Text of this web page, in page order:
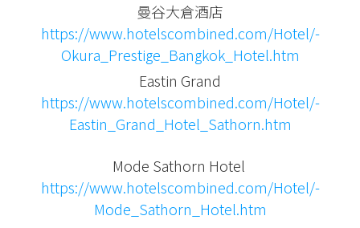
曼谷大倉酒店
https://www.hotelscombined.com/Hotel/-
Okura_Prestige_Bangkok_Hotel.htm
Eastin Grand
https://www.hotelscombined.com/Hotel/-
Eastin_Grand_Hotel_Sathorn.htm
Mode Sathorn Hotel
https://www.hotelscombined.com/Hotel/-
Mode_Sathorn_Hotel.htm